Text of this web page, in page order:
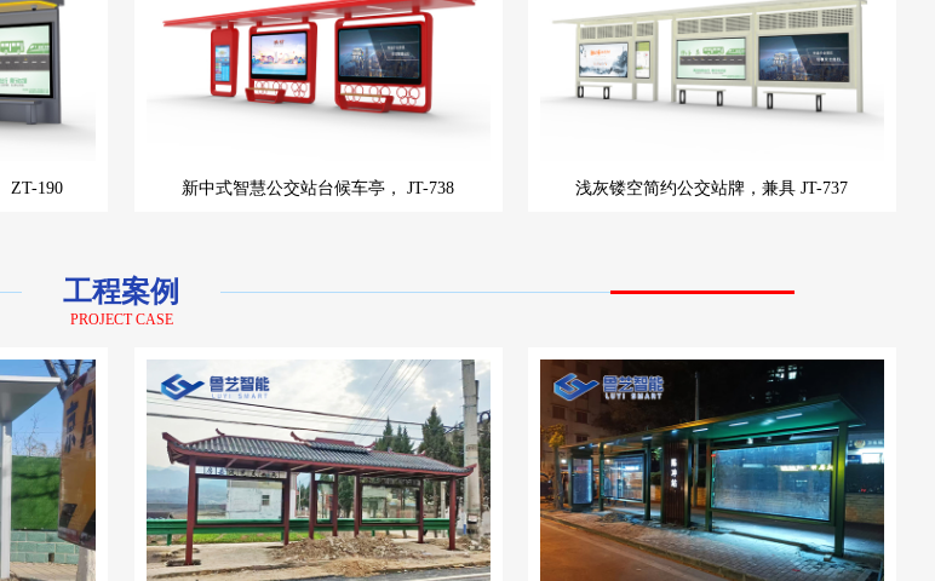
ZT-190 新中式智慧公交站台候车亭， JT-738 浅灰镂空简约公交站牌，兼具 JT-737
工程案例
PROJECT CASE